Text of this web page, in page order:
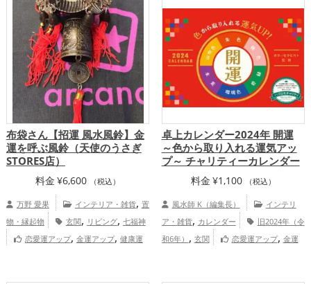
恋愛運アップ,結婚運アップ ,金運アッ
仕事運アップ,健康運アップ ,家庭
運・家族運アップ,総合運・全体運アッ
布袋さん【招運 風水風鈴】金
運を呼ぶ風鈴（天使のうさぎ
STORES店）
料金 ¥6,600 （税込）
万野 愛果 インテリア・雑貨, 置
物・縁起物
玄関, リビング, 七福神
恋愛運アップ, 金運アップ, 健康運
卓上カレンダー2024年 開運
～色から取り入れる運気アッ
プ～ チャリティーカレンダー
料金 ¥1,100 （税込）
風水師 K（編集長）
インテリ
ア・雑貨, カレンダー
旧2024年（令
和6年） , 玄関 恋愛運アップ, 金運